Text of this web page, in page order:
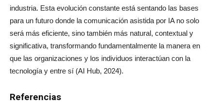
industria. Esta evolución constante está sentando las bases
para un futuro donde la comunicación asistida por IA no solo
será más eficiente, sino también más natural, contextual y
significativa, transformando fundamentalmente la manera en
que las organizaciones y los individuos interactúan con la
tecnología y entre sí (AI Hub, 2024).
Referencias